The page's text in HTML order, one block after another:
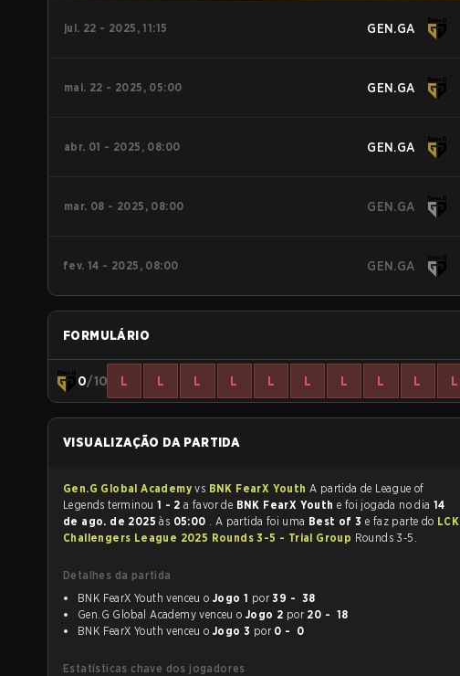
jul. 22 - 2025, 11:15 GEN.GA
mai. 22 - 2025, 05:00 GEN.GA
abr. 01 - 2025, 08:00 GEN.GA
mar. 08 - 2025, 08:00 GEN.GA
fev. 14 - 2025, 08:00 GEN.GA
FORMULÁRIO
0/10 L L L L L L L L L L
VISUALIZAÇÃO DA PARTIDA
Gen.G Global Academyvs BNK FearX Youth A partida de League of
Legends terminou 1 - 2 a favor de BNK FearX Youth e foi jogada no dia 14
de ago. de 2025às 05:00 . A partida foi uma Best of 3 e faz parte do LCK
Challengers League 2025 Rounds 3-5 - Trial Group Rounds 3-5.
Detalhes da partida
BNK FearX Youth venceu o Jogo 1 por
39 - 38
Gen.G Global Academy venceu o Jogo 2 por
20 - 18
BNK FearX Youth venceu o Jogo 3 por 0 - 0
Estatísticas chave dos jogadores